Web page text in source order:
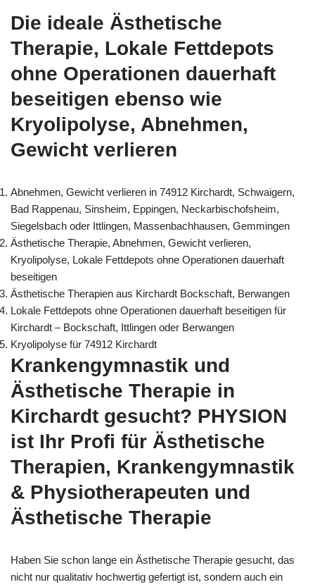
Die ideale Ästhetische
Therapie, Lokale Fettdepots
ohne Operationen dauerhaft
beseitigen ebenso wie
Kryolipolyse, Abnehmen,
Gewicht verlieren
Abnehmen, Gewicht verlieren in 74912 Kirchardt, Schwaigern,
Bad Rappenau, Sinsheim, Eppingen, Neckarbischofsheim,
Siegelsbach oder Ittlingen, Massenbachhausen, Gemmingen
Ästhetische Therapie, Abnehmen, Gewicht verlieren,
Kryolipolyse, Lokale Fettdepots ohne Operationen dauerhaft
beseitigen
Ästhetische Therapien aus Kirchardt Bockschaft, Berwangen
Lokale Fettdepots ohne Operationen dauerhaft beseitigen für
Kirchardt – Bockschaft, Ittlingen oder Berwangen
Kryolipolyse für 74912 Kirchardt
Krankengymnastik und
Ästhetische Therapie in
Kirchardt gesucht? PHYSION
ist Ihr Profi für Ästhetische
Therapien, Krankengymnastik
& Physiotherapeuten und
Ästhetische Therapie
Haben Sie schon lange ein Ästhetische Therapie gesucht, das
nicht nur qualitativ hochwertig gefertigt ist, sondern auch ein